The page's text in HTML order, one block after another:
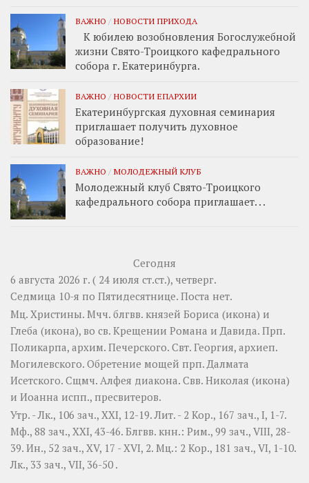
ВАЖНО / НОВОСТИ ПРИХОДА
К юбилею возобновления Богослужебной
жизни Свято-Троицкого кафедрального
собора г. Екатеринбурга.
ВАЖНО / НОВОСТИ ЕПАРХИИ
Екатеринбургская духовная семинария
приглашает получить духовное
образование!
ВАЖНО / МОЛОДЕЖНЫЙ КЛУБ
Молодежный клуб Свято-Троицкого
кафедрального собора приглашает. . .
Сегодня
6 августа 2026 г. ( 24 июля ст.ст.), четверг.
Седмица 10-я по Пятидесятнице. Поста нет.
Мц. Христины. Мчч. блгвв. князей Бориса (икона) и
Глеба (икона), во св. Крещении Романа и Давида. Прп.
Поликарпа, архим. Печерского. Свт. Георгия, архиеп.
Могилевского. Обретение мощей прп.Далмата
Исетского. Сщмч. Алфея диакона. Свв. Николая (икона)
и Иоанна испп., пресвитеров.
Утр. -Лк., 106 зач., XXI, 12-19.Лит. - 2 Кор., 167 зач., I, 1-7.
Мф., 88 зач., XXI, 43-46. Блгвв. кнн.: Рим., 99 зач., VIII, 28-
39. Ин., 52 зач., XV, 17 - XVI, 2. Мц.: 2 Кор., 181 зач., VI, 1-10.
Лк., 33 зач., VII, 36-50 .